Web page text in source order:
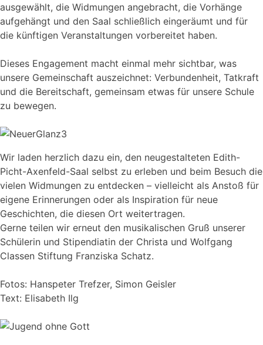
ausgewählt, die Widmungen angebracht, die Vorhänge
aufgehängt und den Saal schließlich eingeräumt und für
die künftigen Veranstaltungen vorbereitet haben.
Dieses Engagement macht einmal mehr sichtbar, was
unsere Gemeinschaft auszeichnet: Verbundenheit, Tatkraft
und die Bereitschaft, gemeinsam etwas für unsere Schule
zu bewegen.
Wir laden herzlich dazu ein, den neugestalteten Edith-
Picht-Axenfeld-Saal selbst zu erleben und beim Besuch die
vielen Widmungen zu entdecken – vielleicht als Anstoß für
eigene Erinnerungen oder als Inspiration für neue
Geschichten, die diesen Ort weitertragen.
Gerne teilen wir erneut den musikalischen Gruß unserer
Schülerin und Stipendiatin der Christa und Wolfgang
Classen Stiftung Franziska Schatz.
Fotos: Hanspeter Trefzer, Simon Geisler
Text: Elisabeth Ilg